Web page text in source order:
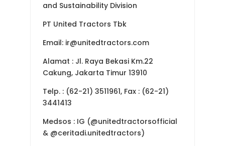
and Sustainability Division
PT United Tractors Tbk
Email: ir@unitedtractors.com
Alamat : Jl. Raya Bekasi Km.22
Cakung, Jakarta Timur 13910
Telp. : (62-21) 3511961, Fax : (62-21)
3441413
Medsos : IG (@unitedtractorsofficial
& @ceritadi.unitedtractors)